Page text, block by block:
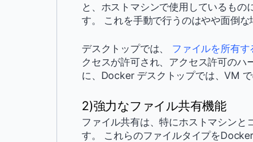
と、ホストマシンで使用しているもの
す。 これを手動で行うのはやや面倒な
デスクトップでは、 ファイルを所有す
クセスが許可され、アクセス許可の
に、Docker デスクトップでは、VM
2)強力なファイル共有機能
ファイル共有は、特にホストマシン
す。 これらのファイルタイプを